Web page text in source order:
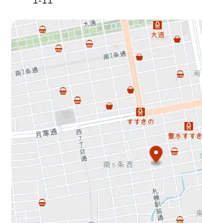
타임스 스스키노 6.3 1800엔, 카비스 파크
장은 예약이 불가능합니다.
주차권을 프런트 데스크에 제시하시고 주차
오.
주차권을 제시하지 않으시면 실제 요금이
하시기 바랍니다.
예약 시 차량 소유 여부를 여쭤보겠지만, 차
만차이거나 이용이 불가능할 수 있습니다.
그런 경우에는 가까운 주차장을 직접 찾아